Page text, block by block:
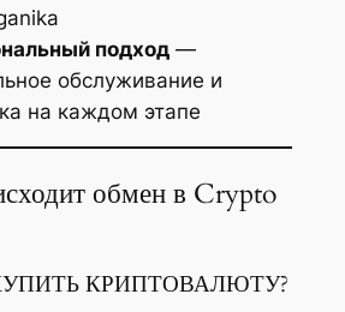
подход—
обслуживание и
на каждом этапе
обмен в Crypto
КРИПТОВАЛЮТУ?